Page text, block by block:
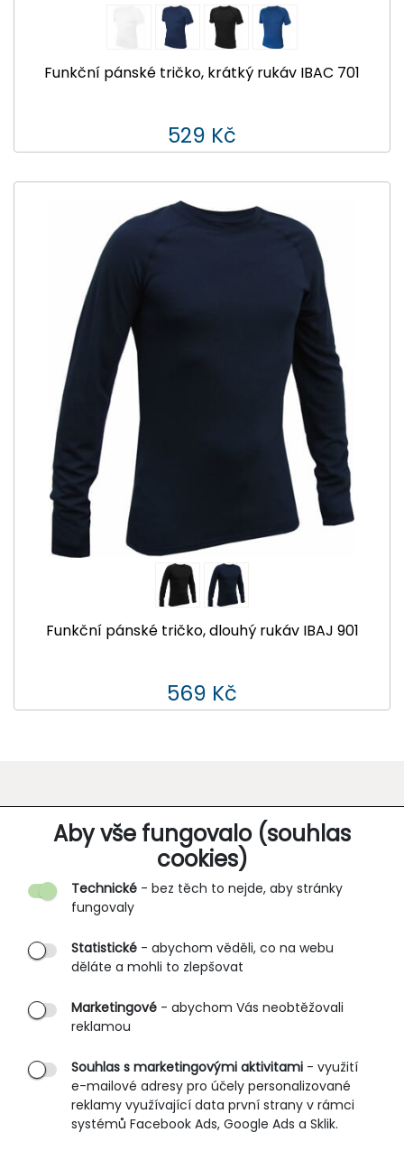
Aby vše fungovalo (souhlas
cookies)
Technické - bez těch to nejde, aby stránky
fungovaly
Statistické - abychom věděli, co na webu
děláte a mohli to zlepšovat
Marketingové - abychom Vás neobtěžovali
reklamou
Souhlas s marketingovými aktivitami - využití
e-mailové adresy pro účely personalizované
reklamy využívající data první strany v rámci
systémů Facebook Ads, Google Ads a Sklik.
Funkční pánské tričko, krátký rukáv IBAC 701
529 Kč
Funkční pánské tričko, dlouhý rukáv IBAJ 901
569 Kč
O SPOLEČNOSTI
O nás
Partnerské prodejny
B2B vstup
PRŮVODCE NAKUPOVÁNÍM
Obchodní podmínky
Rozměrové tabulky
Způsoby doručení
Ochrana osobních údajů